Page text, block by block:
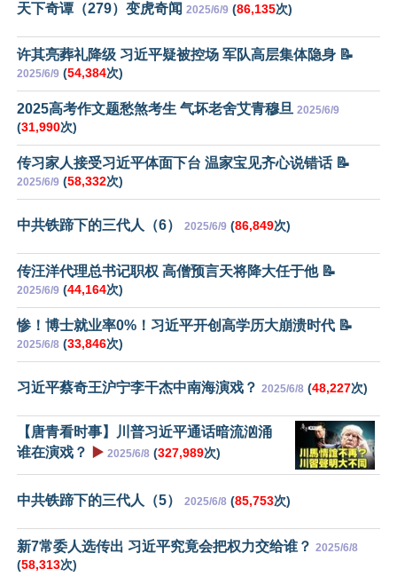
天下奇谭（279）变虎奇闻 2025/6/9 (86,135次)
许其亮葬礼降级 习近平疑被控场 军队高层集体隐身 📝
2025/6/9 (54,384次)
2025高考作文题愁煞考生 气坏老舍艾青穆旦 2025/6/9
(31,990次)
传习家人接受习近平体面下台 温家宝见齐心说错话 📝
2025/6/9 (58,332次)
中共铁蹄下的三代人（6） 2025/6/9 (86,849次)
传汪洋代理总书记职权 高僧预言天将降大任于他 📝
2025/6/9 (44,164次)
惨！博士就业率0%！习近平开创高学历大崩溃时代 📝
2025/6/8 (33,846次)
习近平蔡奇王沪宁李干杰中南海演戏？ 2025/6/8 (48,227次)
【唐青看时事】川普习近平通话暗流汹涌
谁在演戏？
▶️ 2025/6/8 (327,989次)
中共铁蹄下的三代人（5） 2025/6/8 (85,753次)
新7常委人选传出 习近平究竟会把权力交给谁？ 2025/6/8
(58,313次)